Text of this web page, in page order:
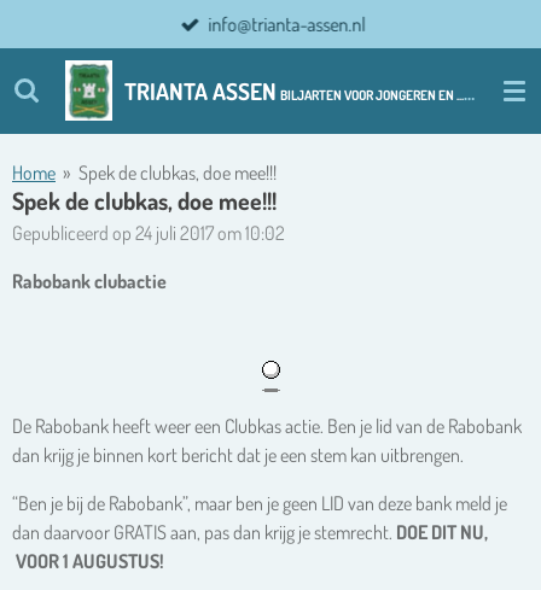
direct
naar
hoofdinhoud
TRIANTA ASSEN BILJARTEN VOOR JONGEREN EN ................ OUDERE JONGEREN
info@trianta-assen.nl
Home » Spek de clubkas, doe mee!!!
Spek de clubkas, doe mee!!!
Gepubliceerd op 24 juli 2017 om 10:02
Rabobank clubactie
De Rabobank heeft weer een Clubkas actie. Ben je lid van de Rabobank
dan krijg je binnen kort bericht dat je een stem kan uitbrengen.
“Ben je bij de Rabobank”, maar ben je geen LID van deze bank meld je
dan daarvoor GRATIS aan, pas dan krijg je stemrecht. DOE DIT NU,
VOOR 1 AUGUSTUS!